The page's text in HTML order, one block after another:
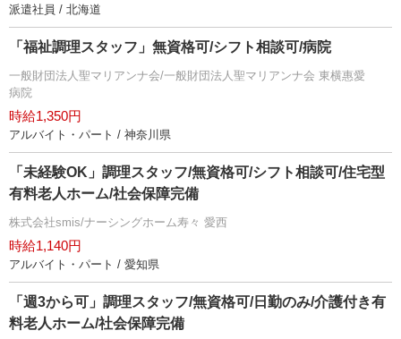
派遣社員 / 北海道
「福祉調理スタッフ」無資格可/シフト相談可/病院
一般財団法人聖マリアンナ会/一般財団法人聖マリアンナ会 東横惠愛
病院
時給1,350円
アルバイト・パート / 神奈川県
「未経験OK」調理スタッフ/無資格可/シフト相談可/住宅型
有料老人ホーム/社会保障完備
株式会社smis/ナーシングホーム寿々 愛西
時給1,140円
アルバイト・パート / 愛知県
「週3から可」調理スタッフ/無資格可/日勤のみ/介護付き有
料老人ホーム/社会保障完備